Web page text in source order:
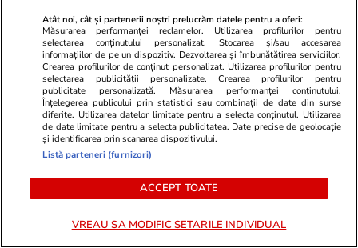
27 iul.
Crize de identitate și clarificări
doctrinare. Ce pare să anunțe
dezbaterea din PNL după
decesul USL
Libertatea.ro
Atât noi, cât și partenerii noștri prelucrăm datele pentru a oferi:
Măsurarea performanței reclamelor. Utilizarea profilurilor pentru
selectarea conținutului personalizat. Stocarea și/sau accesarea
informațiilor de pe un dispozitiv. Dezvoltarea și îmbunătățirea serviciilor.
Crearea profilurilor de conținut personalizat. Utilizarea profilurilor pentru
selectarea publicității personalizate. Crearea profilurilor pentru
publicitate personalizată. Măsurarea performanței conținutului.
Înțelegerea publicului prin statistici sau combinații de date din surse
diferite. Utilizarea datelor limitate pentru a selecta conținutul. Utilizarea
de date limitate pentru a selecta publicitatea. Date precise de geolocație
și identificarea prin scanarea dispozitivului.
Listă parteneri (furnizori)
ACCEPT TOATE
VREAU SA MODIFIC SETARILE INDIVIDUAL